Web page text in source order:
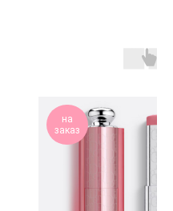
на
заказ